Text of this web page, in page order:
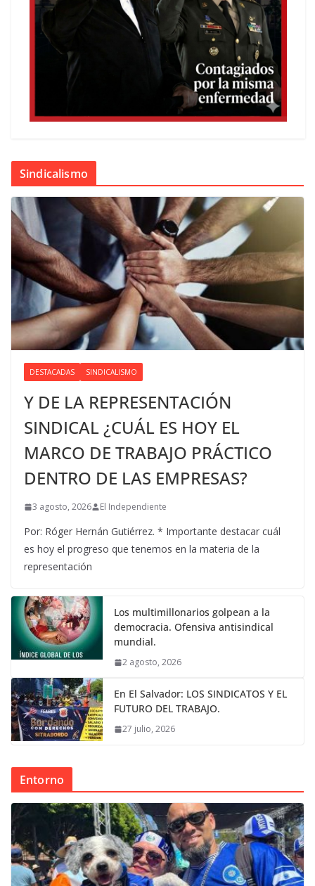
Sindicalismo
DESTACADAS SINDICALISMO
Y DE LA REPRESENTACIÓN
SINDICAL ¿CUÁL ES HOY EL
MARCO DE TRABAJO PRÁCTICO
DENTRO DE LAS EMPRESAS?
3 agosto, 2026 El Independiente
Por: Róger Hernán Gutiérrez. * Importante destacar cuál
es hoy el progreso que tenemos en la materia de la
representación
Los multimillonarios golpean a la
democracia. Ofensiva antisindical
mundial.
2 agosto, 2026
En El Salvador: LOS SINDICATOS Y EL
FUTURO DEL TRABAJO.
27 julio, 2026
Entorno